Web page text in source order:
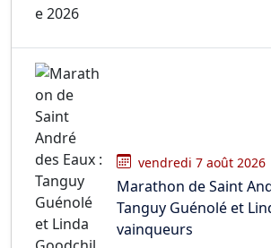
vendredi 7 août 2026
Marathon de Saint
Tanguy Guénolé et
vainqueurs